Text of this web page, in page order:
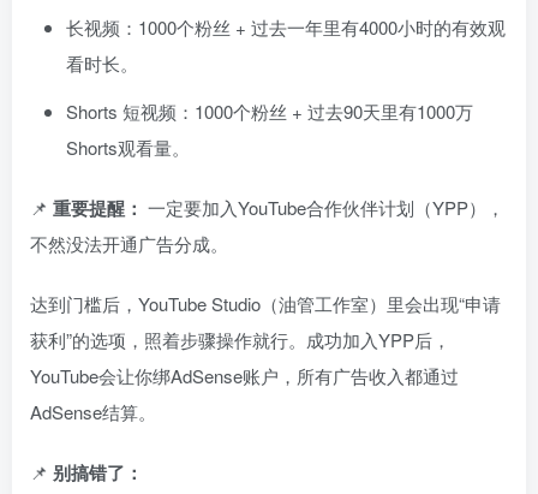
长视频：1000个粉丝 + 过去一年里有4000小时的有效观
看时长。
Shorts 短视频：1000个粉丝 + 过去90天里有1000万
Shorts观看量。
📌 重要提醒： 一定要加入YouTube合作伙伴计划（YPP），
不然没法开通广告分成。
达到门槛后，YouTube Studio（油管工作室）里会出现“申请
获利”的选项，照着步骤操作就行。成功加入YPP后，
YouTube会让你绑AdSense账户，所有广告收入都通过
AdSense结算。
📌 别搞错了：